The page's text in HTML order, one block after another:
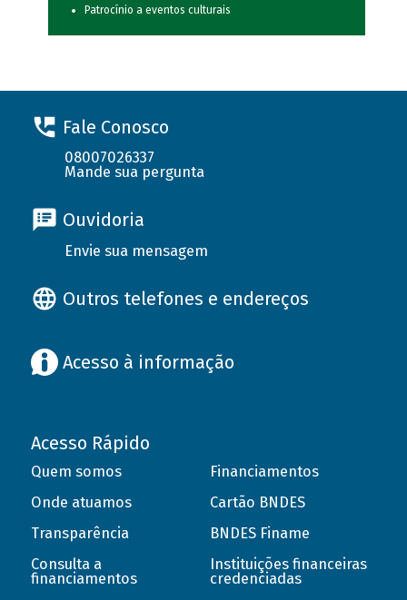
Patrocínio a eventos culturais
Fale Conosco
08007026337
Mande sua pergunta
Ouvidoria
Envie sua mensagem
Outros telefones e endereços
Acesso à informação
Acesso Rápido
Quem somos
Onde atuamos
Transparência
Consulta a
financiamentos
Financiamentos
Cartão BNDES
BNDES Finame
Instituições financeiras
credenciadas